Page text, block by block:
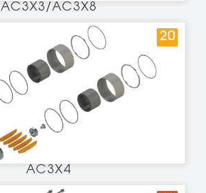
AC3X3/AC3X8
AC3X4
20